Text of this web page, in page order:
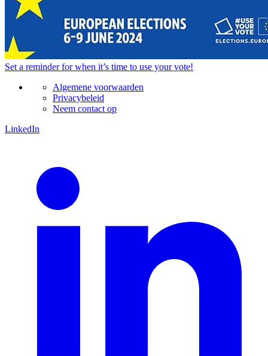
Set a reminderfor when it’s time to use your vote!
Algemene voorwaarden
Privacybeleid
Neem contact op
LinkedIn